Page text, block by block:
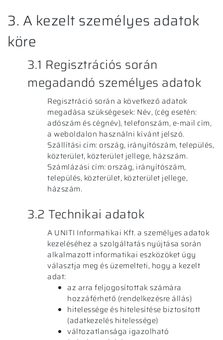
3. A kezelt személyes adatok
köre
3.1 Regisztrációs során
megadandó személyes adatok
Regisztráció során a következő adatok
megadása szükségesek: Név, (cég esetén:
adószám és cégnév), telefonszám, e-mail cím,
a weboldalon használni kívánt jelszó.
Szállítási cím: ország, irányítószám, település,
közterület, közterület jellege, házszám.
Számlázási cím: ország, irányítószám,
település, közterület, közterület jellege,
házszám.
3.2 Technikai adatok
A UNITI Informatikai Kft. a személyes adatok
kezeléséhez a szolgáltatás nyújtása során
alkalmazott informatikai eszközöket úgy
választja meg és üzemelteti, hogy a kezelt
adat:
az arra feljogosítottak számára
hozzáférhető (rendelkezésre állás)
hitelessége és hitelesítése biztosított
(adatkezelés hitelessége)
változatlansága igazolható